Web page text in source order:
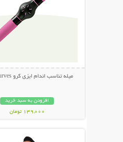
میله تناسب اندام ایزی کرو Easy Curves
افزودن به سبد خرید
139,000 تومان